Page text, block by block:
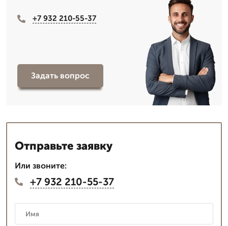
+7 932 210-55-37
Задать вопрос
Отправьте заявку
Или звоните:
+7 932 210-55-37